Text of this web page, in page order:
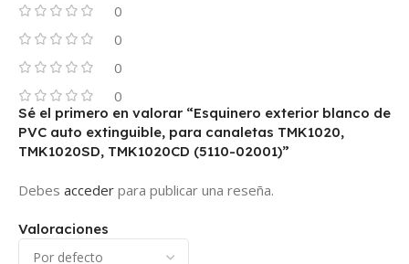
0
0
0
0
Valoraciones
Sé el primero en valorar “Esquinero exterior blanco de
PVC auto extinguible, para canaletas TMK1020,
TMK1020SD, TMK1020CD (5110-02001)”
Debes acceder para publicar una reseña.